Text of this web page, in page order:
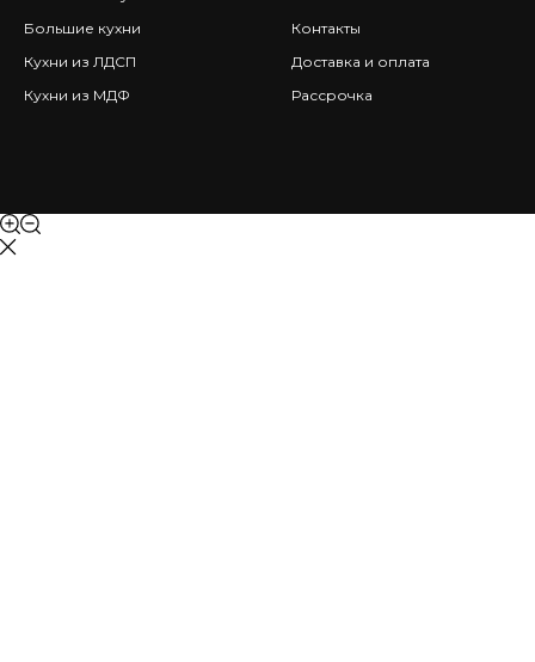
Большие кухни
Кухни из ЛДСП
Кухни из МДФ
Контакты
Доставка и оплата
Рассрочка